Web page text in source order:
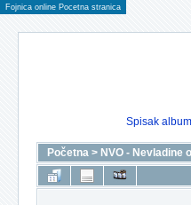
Fojnica online Pocetna stranica
Spisak
Početna > NVO - Nevladine